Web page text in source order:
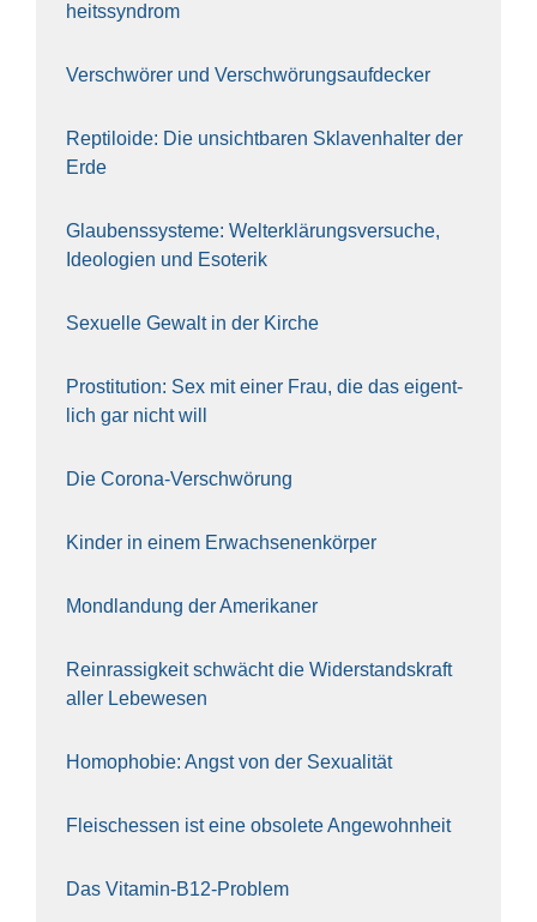
heitssyndrom
Ver­schwö­rer und Verschwörungs­aufdecker
Rep­ti­lo­ide: Die unsicht­ba­ren Skla­ven­hal­ter der
Erde
Glau­bens­sys­te­me: Welt­erklä­rungs­ver­su­che,
Ideo­lo­gien und Eso­te­rik
Sexu­el­le Gewalt in der Kir­che
Pro­sti­tu­ti­on: Sex mit einer Frau, die das eigent­
lich gar nicht will
Die Coro­na-Ver­schwö­rung
Kin­der in einem Erwach­se­nen­kör­per
Mond­lan­dung der Ame­ri­ka­ner
Rein­ras­sig­keit schwächt die Wider­stands­kraft
aller Lebe­we­sen
Homo­pho­bie: Angst von der Sexua­li­tät
Fleisch­essen ist eine obso­le­te An‍ge‍wohn‍heit
Das Vit­amin-B12-Pro­blem